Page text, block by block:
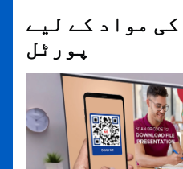
مواد کے لیے
پورٹل